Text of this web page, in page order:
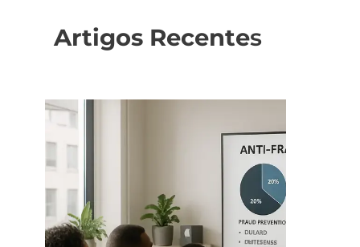
Artigos Recentes